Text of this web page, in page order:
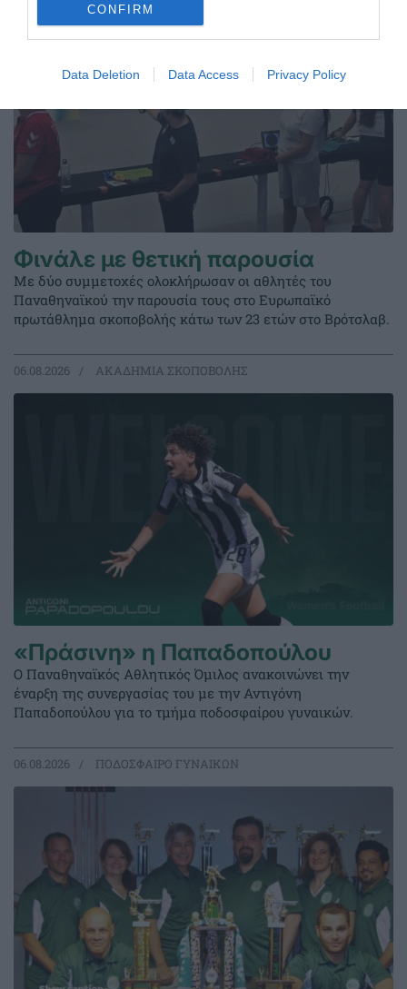
CONFIRM
Data Deletion Data Access Privacy Policy
Φινάλε με θετική παρουσία
Με δύο συμμετοχές ολοκλήρωσαν οι αθλητές του
Παναθηναϊκού την παρουσία τους στο Ευρωπαϊκό
πρωτάθλημα σκοποβολής κάτω των 23 ετών στο Βρότσλαβ.
06.08.2026 ΑΚΑΔΗΜΙΑ ΣΚΟΠΟΒΟΛΗΣ
«Πράσινη» η Παπαδοπούλου
Ο Παναθηναϊκός Αθλητικός Όμιλος ανακοινώνει την
έναρξη της συνεργασίας του με την Αντιγόνη
Παπαδοπούλου για το τμήμα ποδοσφαίρου γυναικών.
06.08.2026 ΠΟΔΟΣΦΑΙΡΟ ΓΥΝΑΙΚΩΝ